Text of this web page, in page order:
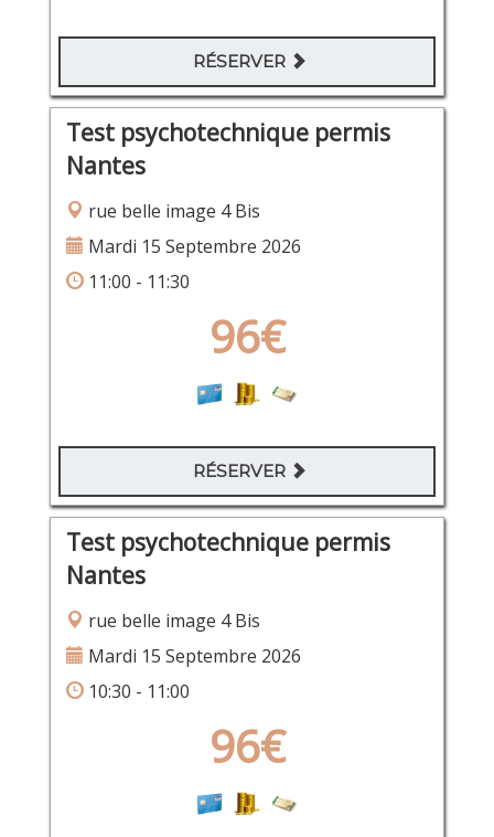
RÉSERVER
Test psychotechnique permis
Nantes
rue belle image 4 Bis
Mardi 15 Septembre 2026
11:00 - 11:30
96€
RÉSERVER
Test psychotechnique permis
Nantes
rue belle image 4 Bis
Mardi 15 Septembre 2026
10:30 - 11:00
96€